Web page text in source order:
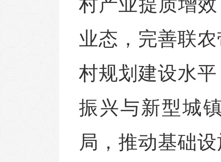
业态，完善联
村规划建设水
振兴与新型城
局，推动基础